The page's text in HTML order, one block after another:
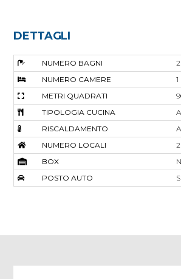
DETTAGLI
NUMERO BAGNI
2
NUMERO CAMERE
1
METRI QUADRATI
TIPOLOGIA CUCINA
RISCALDAMENTO
NUMERO LOCALI
2
BOX
POSTO AUTO
Si